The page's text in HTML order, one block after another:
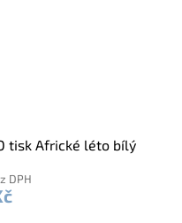
tisk Africké léto bílý
DPH